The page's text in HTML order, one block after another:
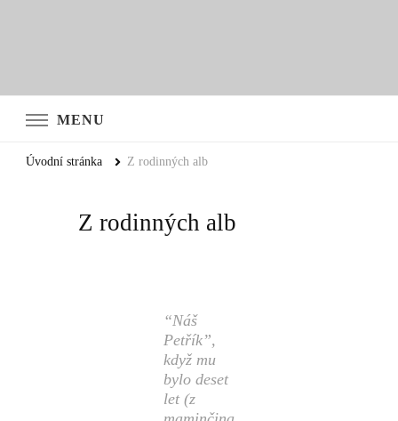
MENU
Úvodní stránka Z rodinných alb
Z rodinných alb
“Náš
Petřík”,
když mu
bylo deset
let (z